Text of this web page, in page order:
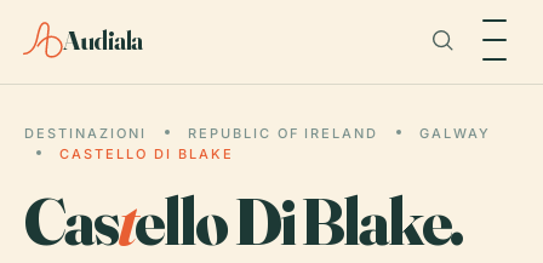
Audiala
DESTINAZIONI REPUBLIC OF IRELAND
GALWAY
CASTELLO DI BLAKE
Castello Di Blake.